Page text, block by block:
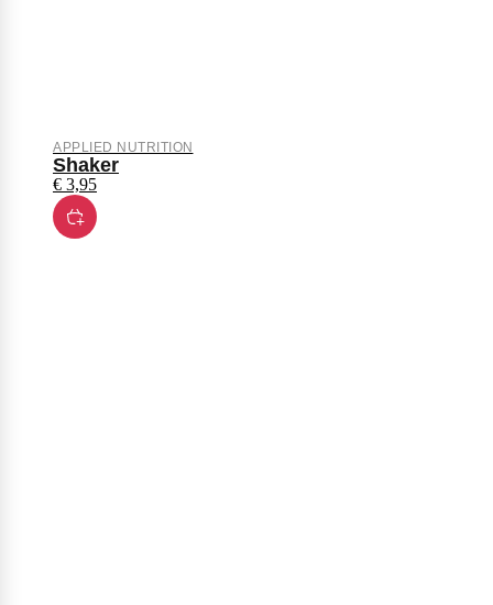
APPLIED NUTRITION
Shaker
€ 3,95